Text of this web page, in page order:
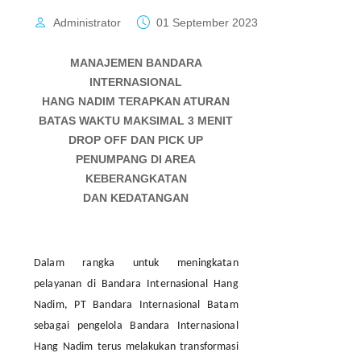
Administrator 01 September 2023
MANAJEMEN BANDARA
INTERNASIONAL
HANG NADIMTERAPKAN ATURAN
BATAS WAKTU MAKSIMAL 3 MENIT
DROP OFF DAN PICK UP
PENUMPANG DI AREA
KEBERANGKATAN
DAN KEDATANGAN
Dalam rangka untuk meningkatan
pelayanan di Bandara Internasional Hang
Nadim, PT Bandara Internasional Batam
sebagai pengelola Bandara Internasional
Hang Nadim terus melakukan transformasi